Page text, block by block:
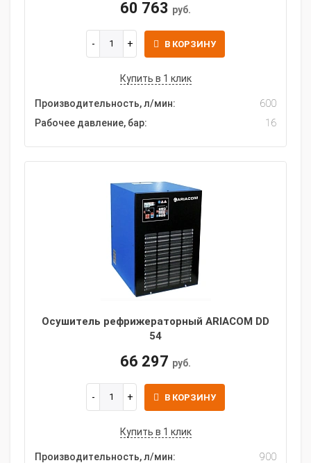
60 763 руб.
В КОРЗИНУ
Купить в 1 клик
Производительность, л/мин:
600
Рабочее давление, бар:
16
Осушитель рефрижераторный ARIACOM DD
54
66 297 руб.
В КОРЗИНУ
Купить в 1 клик
Производительность, л/мин:
900